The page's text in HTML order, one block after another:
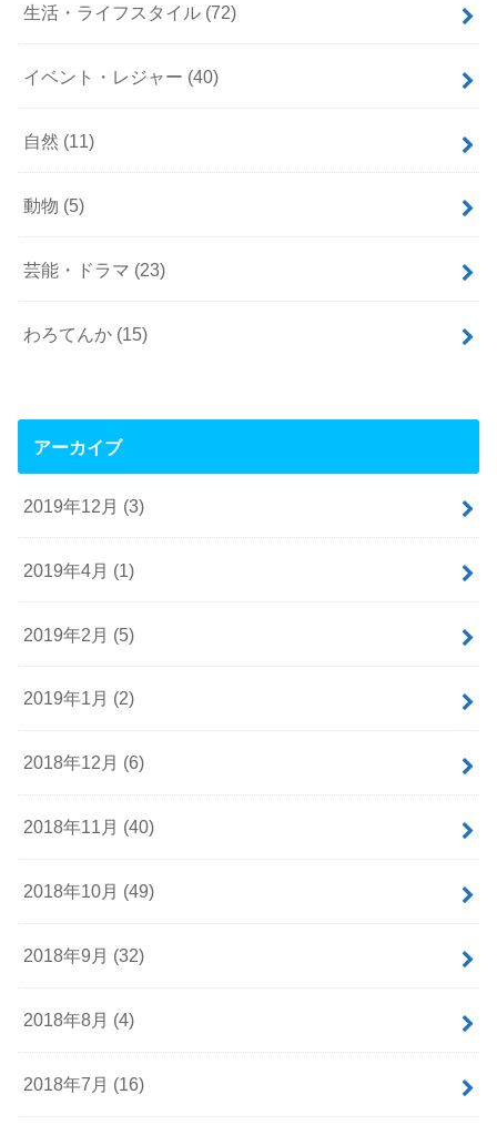
生活・ライフスタイル (72)
イベント・レジャー (40)
自然 (11)
動物 (5)
芸能・ドラマ (23)
わろてんか (15)
アーカイブ
2019年12月 (3)
2019年4月 (1)
2019年2月 (5)
2019年1月 (2)
2018年12月 (6)
2018年11月 (40)
2018年10月 (49)
2018年9月 (32)
2018年8月 (4)
2018年7月 (16)